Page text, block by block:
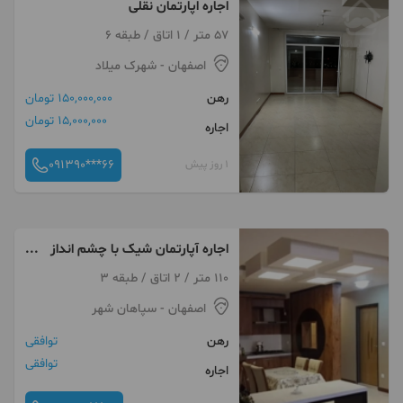
اجاره اپارتمان نقلی
57 متر / 1 اتاق / طبقه 6
اصفهان - شهرک میلاد
رهن
150,000,000 تومان
اجاره
15,000,000 تومان
1 روز پیش 091390***66
اجاره آپارتمان شیک با چشم انداز
و پرنور110 متر / 2 اتاق / طبقه 3
اصفهان - سپاهان شهر
رهن
توافقی
اجاره
توافقی